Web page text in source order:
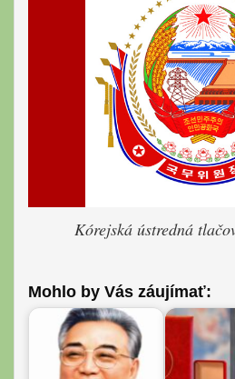
Kórejská ústredná
Mohlo by Vás záujímať: